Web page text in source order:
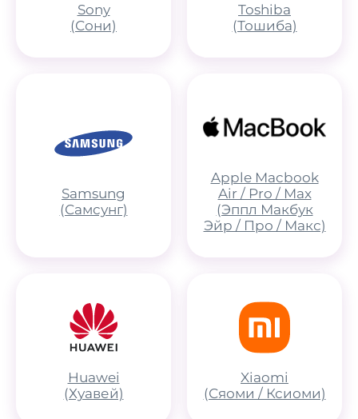
Sony
(Сони)
Toshiba
(Тошиба)
Samsung
(Самсунг)
Apple Macbook
Air / Pro / Max
(Эппл Макбук
Эйр / Про / Макс)
Huawei
(Хуавей)
Xiaomi
(Сяоми / Ксиоми)